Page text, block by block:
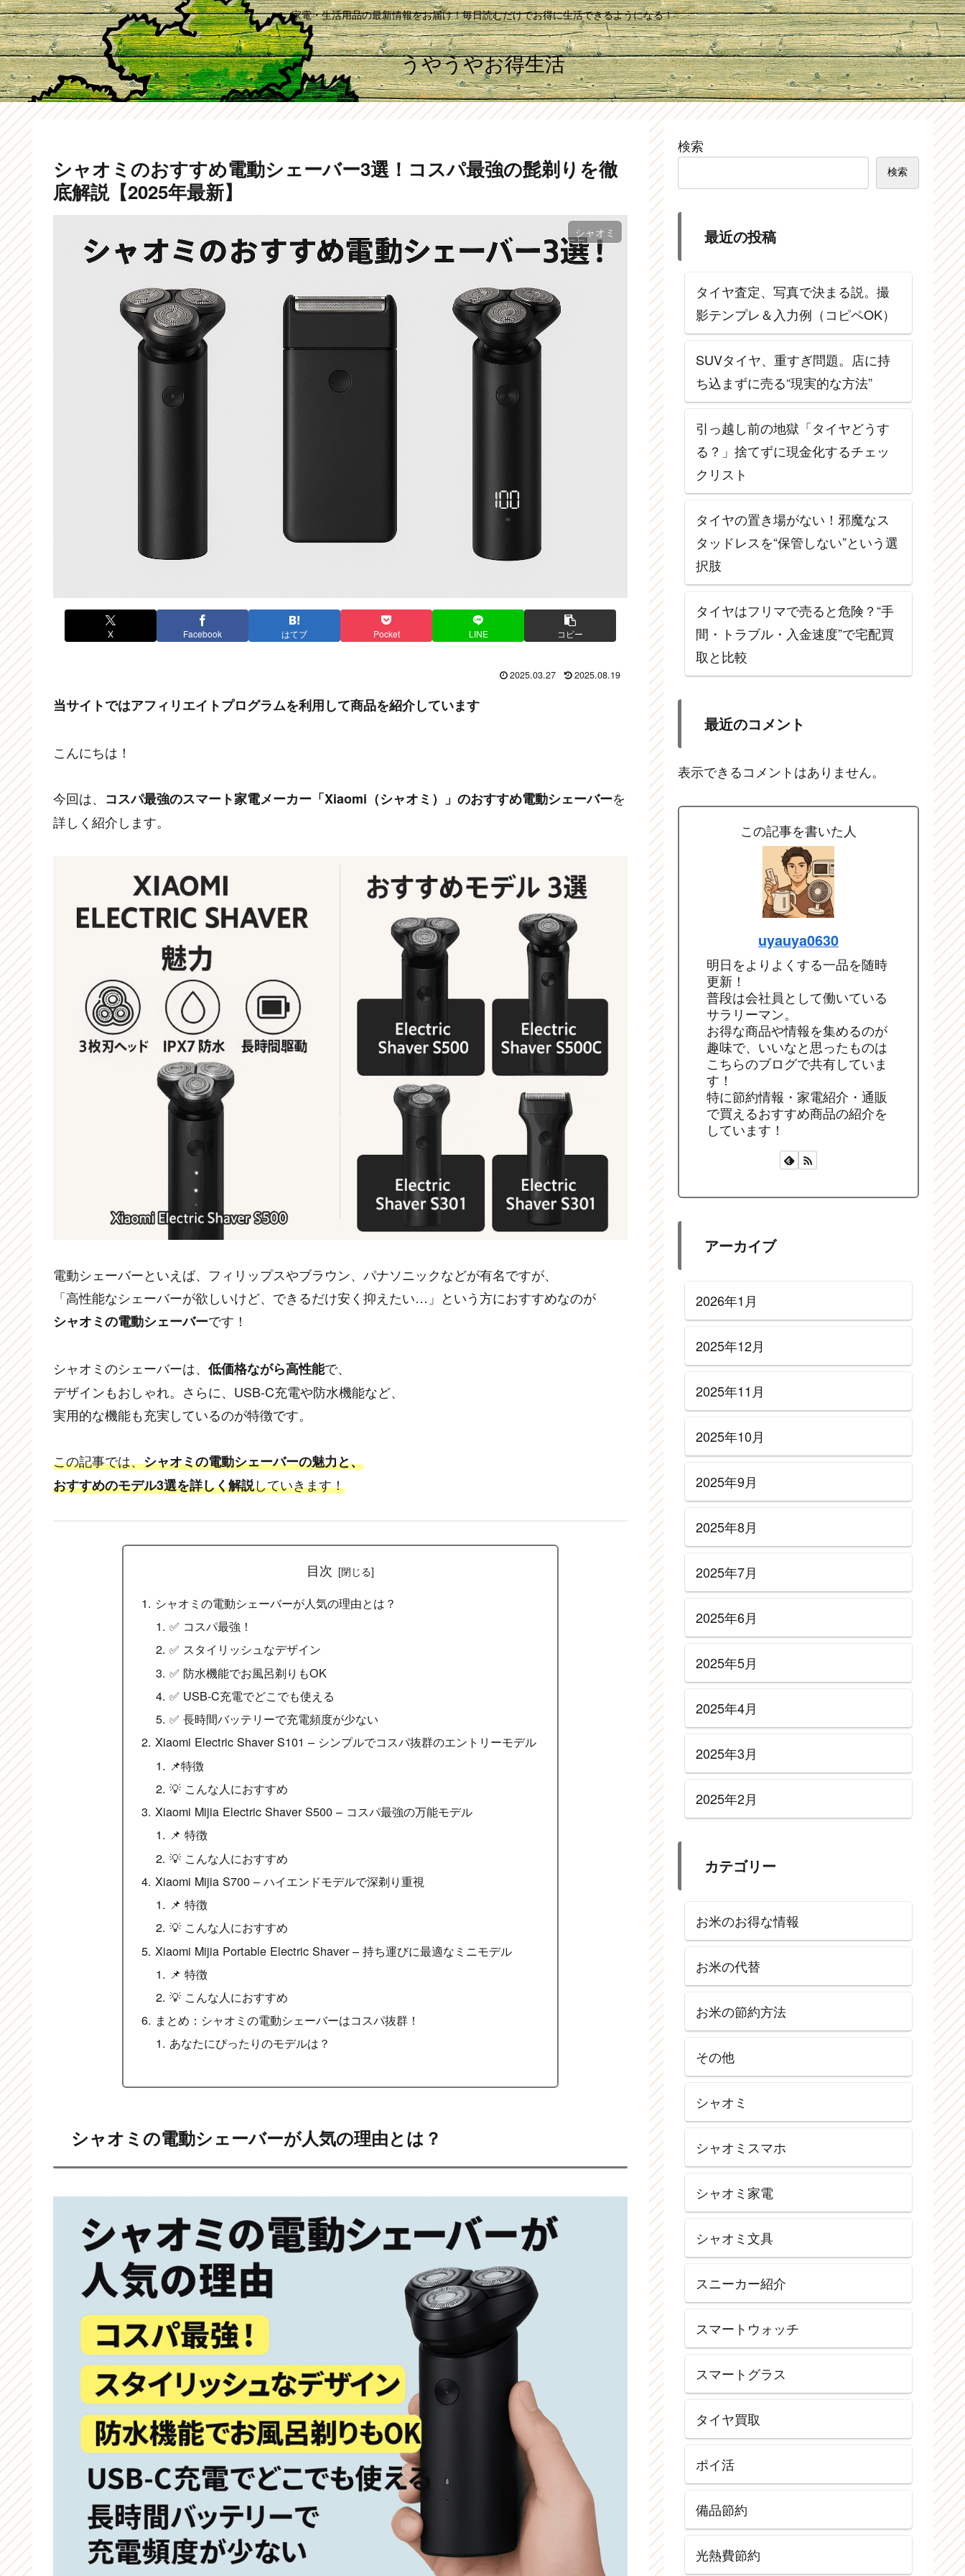
家電・生活用品の最新情報をお届け！毎日読むだけでお得に生活できるようになる！
うやうやお得生活
シャオミのおすすめ電動シェーバー3選！コスパ最強の髭剃りを徹
底解説【2025年最新】
シャオミ
X Facebook はてブ Pocket LINE コピー
2025.03.27 2025.08.19
当サイトではアフィリエイトプログラムを利用して商品を紹介しています
こんにちは！
今回は、 コスパ最強のスマート家電メーカー「Xiaomi（シャオミ）」のおすすめ電動シェーバーを
詳しく紹介します。
電動シェーバーといえば、フィリップスやブラウン、パナソニックなどが有名ですが、
「高性能なシェーバーが欲しいけど、できるだけ安く抑えたい…」という方におすすめなのが
シャオミの電動シェーバーです！
シャオミのシェーバーは、 低価格ながら高性能で、
デザインもおしゃれ。さらに、USB-C充電や防水機能など、
実用的な機能も充実しているのが特徴です。
この記事では、シャオミの電動シェーバーの魅力と、
おすすめのモデル3選を詳しく解説していきます！
目次
シャオミの電動シェーバーが人気の理由とは？
✅ コスパ最強！
✅ スタイリッシュなデザイン
✅ 防水機能でお風呂剃りもOK
✅ USB-C充電でどこでも使える
✅ 長時間バッテリーで充電頻度が少ない
Xiaomi Electric Shaver S101 – シンプルでコスパ抜群のエントリーモデル
📌特徴
💡 こんな人におすすめ
Xiaomi Mijia Electric Shaver S500 – コスパ最強の万能モデル
📌 特徴
💡 こんな人におすすめ
Xiaomi Mijia S700 – ハイエンドモデルで深剃り重視
📌 特徴
💡 こんな人におすすめ
Xiaomi Mijia Portable Electric Shaver – 持ち運びに最適なミニモデル
📌 特徴
💡 こんな人におすすめ
まとめ：シャオミの電動シェーバーはコスパ抜群！
あなたにぴったりのモデルは？
シャオミの電動シェーバーが人気の理由とは？
検索
検索
最近の投稿
タイヤ査定、写真で決まる説。撮
影テンプレ＆入力例（コピペOK）
SUVタイヤ、重すぎ問題。店に持
ち込まずに売る“現実的な方法”
引っ越し前の地獄「タイヤどうす
る？」捨てずに現金化するチェッ
クリスト
タイヤの置き場がない！邪魔なス
タッドレスを“保管しない”という選
択肢
タイヤはフリマで売ると危険？“手
間・トラブル・入金速度”で宅配買
取と比較
最近のコメント
表示できるコメントはありません。
この記事を書いた人
uyauya0630
明日をよりよくする一品を随時
更新！
普段は会社員として働いている
サラリーマン。
お得な商品や情報を集めるのが
趣味で、いいなと思ったものは
こちらのブログで共有していま
す！
特に節約情報・家電紹介・通販
で買えるおすすめ商品の紹介を
しています！
アーカイブ
2026年1月
2025年12月
2025年11月
2025年10月
2025年9月
2025年8月
2025年7月
2025年6月
2025年5月
2025年4月
2025年3月
2025年2月
カテゴリー
お米のお得な情報
お米の代替
お米の節約方法
その他
シャオミ
シャオミスマホ
シャオミ家電
シャオミ文具
スニーカー紹介
スマートウォッチ
スマートグラス
タイヤ買取
ポイ活
備品節約
光熱費節約